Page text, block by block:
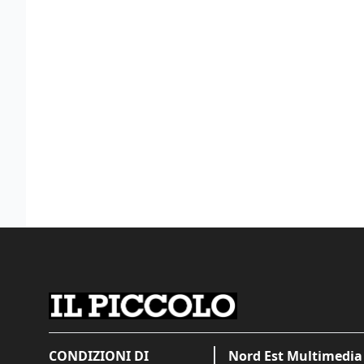
CONDIZIONI DI Nord Est Multimedia